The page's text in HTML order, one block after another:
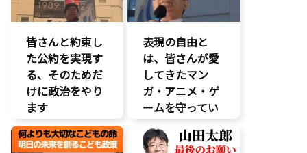
皆さんと約束し
た公約を実現す
る、そのためだ
けに政治をやり
ます
動画
参院選2025
表現の自由と
は、皆さんが愛
してきたマン
ガ・アニメ・ゲ
ームを守ってい
くことができる
ということ